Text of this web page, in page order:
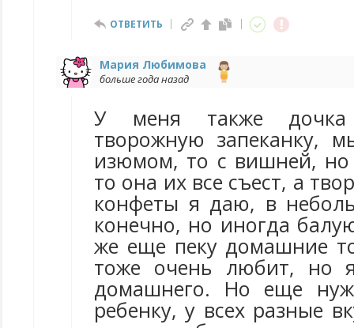
ОТВЕТИТЬ
Мария Любимова
больше года назад
У меня также
творожную запеканку,
изюмом, то с вишней,
то она их все съест, а
конфеты я даю, в
конечно, но иногда
же еще пеку домашние
тоже очень любит, но
домашнего. Но еще
ребенку, у всех разные